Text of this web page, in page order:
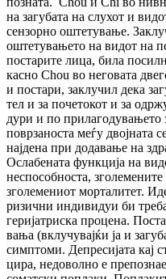
на загубата на слу­хот и
сензорно оштетување.
оштетувањето на видот на
постарите лица, била
касно Chou во неговата
и постари, заклучил де­ка
тел и за почетокот и за
дури и по при­ла­го­ду­ва­ње­то
по­вр­заноста меѓу двојната
најдена при додавање на
Ослабената функција на
неспособноста,
зго­ле­ме­ни­от морталитет.
ризични индивидуи би
геријатриска про­це­на.
ва­ња (вклучувајќи ја и
симптоми. Де­пре­си­ја­та кај
ци­ра, недоволно е